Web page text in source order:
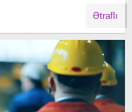
Ətraflı